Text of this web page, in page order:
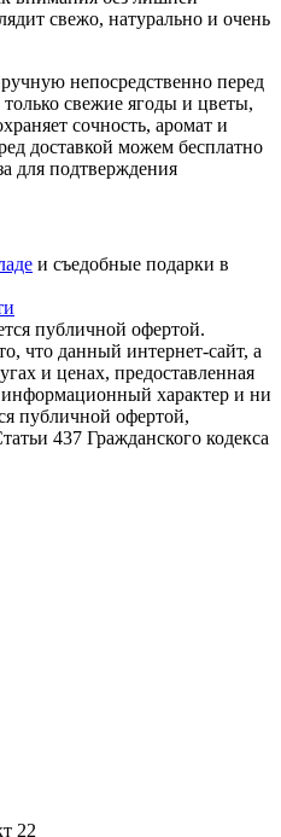
свежо, натурально и очень
непосредственно перед
свежие ягоды и цветы,
сочность, аромат и
доставкой можем бесплатно
для подтверждения
и съедобные подарки в
публичной офертой.
что данный интернет-сайт, а
и ценах, предоставленная
характер и ни
публичной офертой,
437 Гражданского кодекса
22